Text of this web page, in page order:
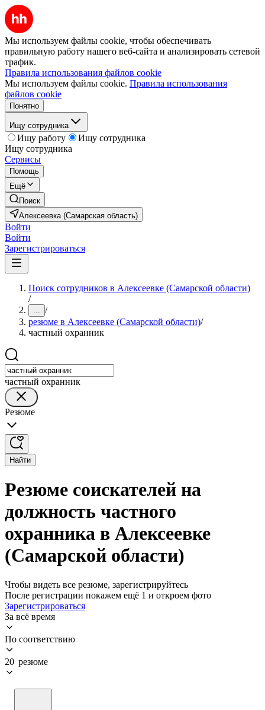
Мы используем файлы cookie, чтобы обеспечивать
правильную работу нашего веб-сайта и анализировать сетевой
трафик.
Правила использования файлов cookie
Мы используем файлы cookie. Правила использования
файлов cookie
Понятно
Ищу сотрудника
Ищу работу
Ищу сотрудника
Ищу сотрудника
Сервисы
Помощь
Ещё
Поиск
Алексеевка (Самарская область)
Войти
Войти
Зарегистрироваться
Поиск сотрудников в Алексеевке (Самарской области)
/
... /
резюме в Алексеевке (Самарской области)/
частный охранник
частный охранник
Резюме
Найти
Резюме соискателей на
должность частного
охранника в Алексеевке
(Самарской области)
Чтобы видеть все резюме, зарегистрируйтесь
После регистрации покажем ещё 1 и откроем фото
Зарегистрироваться
За всё время
По соответствию
20 резюме